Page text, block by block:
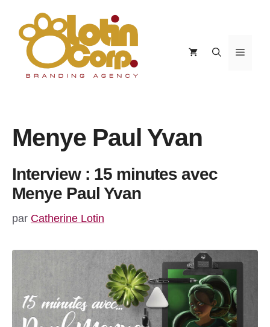
contenu
Menu
Menye Paul Yvan
Interview : 15 minutes avec
Menye Paul Yvan
par Catherine Lotin